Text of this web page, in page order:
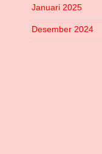
Januari 2025
Desember 2024